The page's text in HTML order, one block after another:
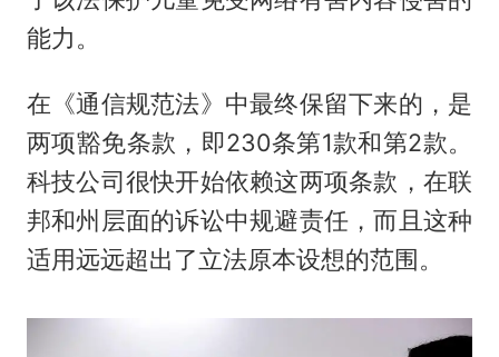
能力。
在《通信规范法》中最终保留下来的，是
两项豁免条款，即230条第1款和第2款。
科技公司很快开始依赖这两项条款，在联
邦和州层面的诉讼中规避责任，而且这种
适用远远超出了立法原本设想的范围。